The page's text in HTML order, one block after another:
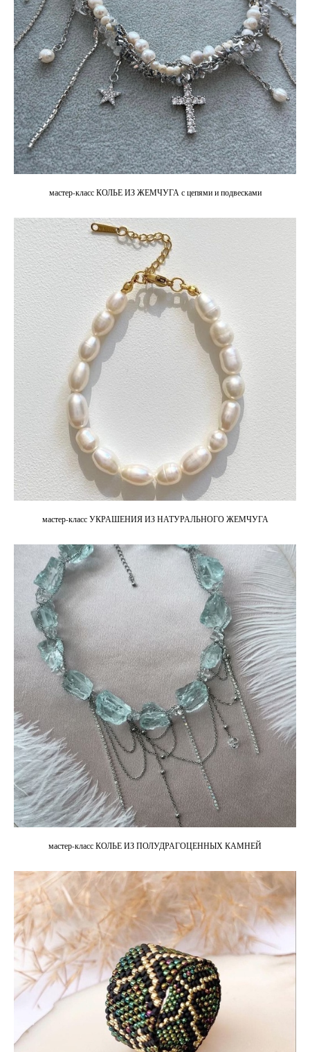
мастер-класс КОЛЬЕ ИЗ ЖЕМЧУГА с цепями и подвесками
мастер-класс УКРАШЕНИЯ ИЗ НАТУРАЛЬНОГО ЖЕМЧУГА
мастер-класс КОЛЬЕ ИЗ ПОЛУДРАГОЦЕННЫХ КАМНЕЙ